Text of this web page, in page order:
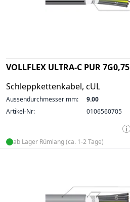
VOLLFLEX ULTRA-C PUR 7G0,75
Schleppkettenkabel, cUL
Aussendurchmesser mm:
9.00
Artikel-Nr:
0106560705
ab Lager Rümlang (ca. 1-2 Tage)